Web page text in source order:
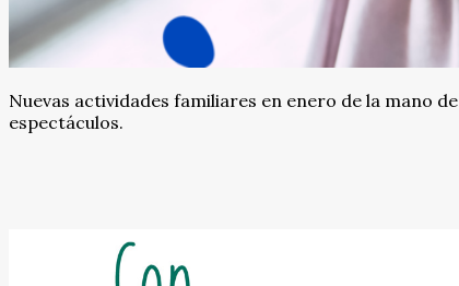
Nuevas actividades familiares en enero de la mano de
espectáculos.